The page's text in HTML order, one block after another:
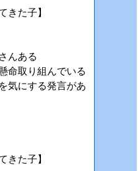
きた子】
んある
命取り組んでいる
気にする発言があ
きた子】